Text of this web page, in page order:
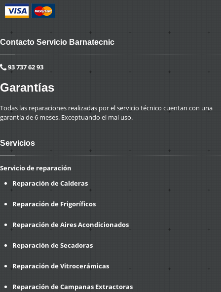
Contacto Servicio Barnatecnic
93 737 62 93
Garantías
Todas las reparaciones realizadas por el servicio técnico cuentan con una
garantía de 6 meses. Exceptuando el mal uso.
Servicios
Servicio de reparación
Reparación de Calderas
Reparación de Frigoríficos
Reparación de Aires Acondicionados
Reparación de Secadoras
Reparación de Vitrocerámicas
Reparación de Campanas Extractoras